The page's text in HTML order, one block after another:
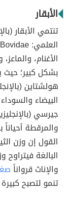
الأبقار
الأغنام،
بشكل كبير؛ حيث
والإناث قرواناً
تنمو لتصبح